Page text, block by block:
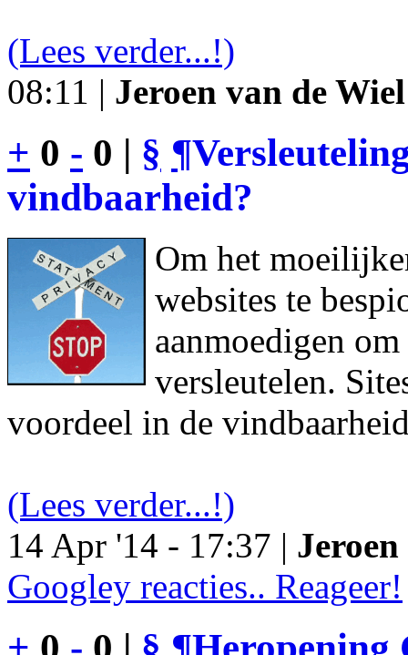
(Lees verder...!)
08:11 | Jeroen van de Wiel
+ 0 - 0 | § ¶
vindbaarheid?
Om het
websites te
aanmoedigen
versleutelen.
voordeel in de
(Lees verder...!)
14 Apr '14 - 17:37 |
Googley reacties.. Reageer!